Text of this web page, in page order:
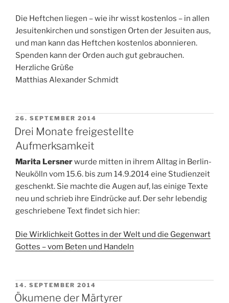
Die Heftchen liegen – wie ihr wisst kostenlos – in allen
Jesuitenkirchen und sonstigen Orten der Jesuiten aus,
und man kann das Heftchen kostenlos abonnieren.
Spenden kann der Orden auch gut gebrauchen.
Herzliche Grüße
Matthias Alexander Schmidt
VERÖFFENTLICHT
AM
26. SEPTEMBER 2014
Drei Monate freigestellte
Aufmerksamkeit
Marita Lersnerwurde mitten in ihrem Alltag in Berlin-
Neukölln vom 15.6. bis zum 14.9.2014 eine Studienzeit
geschenkt. Sie machte die Augen auf, las einige Texte
neu und schrieb ihre Eindrücke auf. Der sehr lebendig
geschriebene Text findet sich hier:
Die Wirklichkeit Gottes in der Welt und die Gegenwart
Gottes – vom Beten und Handeln
VERÖFFENTLICHT
AM
14. SEPTEMBER 2014
Ökumene der Märtyrer